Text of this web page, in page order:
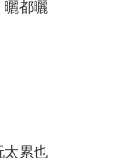
曬都曬
太累也